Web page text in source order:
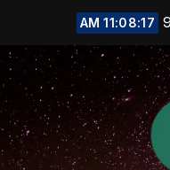
11:08:18 AM